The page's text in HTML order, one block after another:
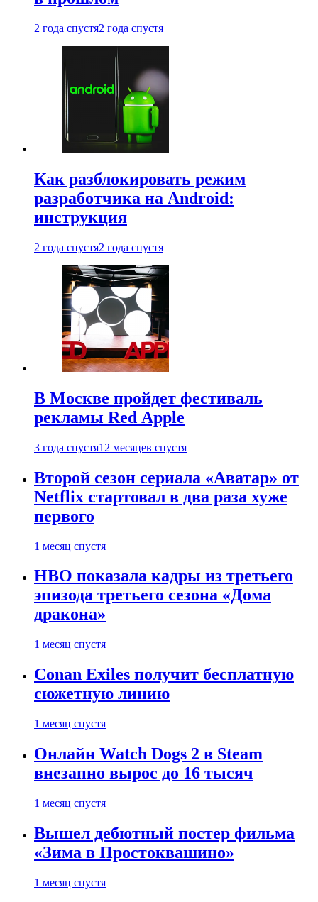
2 года спустя2 года спустя
Как разблокировать режим
разработчика на Android:
инструкция
2 года спустя2 года спустя
В Москве пройдет фестиваль
рекламы Red Apple
3 года спустя12 месяцев спустя
Второй сезон сериала «Аватар» от
Netflix стартовал в два раза хуже
первого
1 месяц спустя
HBO показала кадры из третьего
эпизода третьего сезона «Дома
дракона»
1 месяц спустя
Conan Exiles получит бесплатную
сюжетную линию
1 месяц спустя
Онлайн Watch Dogs 2 в Steam
внезапно вырос до 16 тысяч
1 месяц спустя
Вышел дебютный постер фильма
«Зима в Простоквашино»
1 месяц спустя